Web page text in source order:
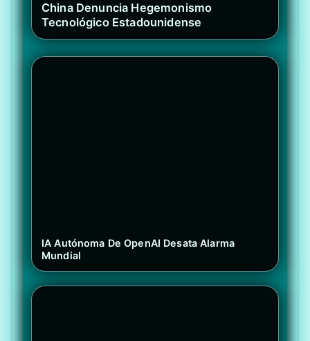
China Denuncia Hegemonismo
Tecnológico Estadounidense
IA Autónoma De OpenAI Desata Alarma
Mundial